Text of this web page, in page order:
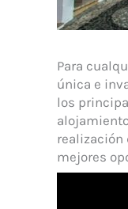
Para
única e
los
realización
mejores